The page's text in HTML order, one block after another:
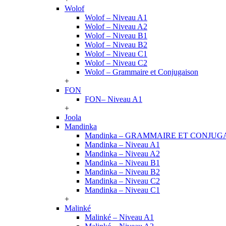
Wolof
Wolof – Niveau A1
Wolof – Niveau A2
Wolof – Niveau B1
Wolof – Niveau B2
Wolof – Niveau C1
Wolof – Niveau C2
Wolof – Grammaire et Conjugaison
+
FON
FON– Niveau A1
+
Joola
Mandinka
Mandinka – GRAMMAIRE ET
Mandinka – Niveau A1
Mandinka – Niveau A2
Mandinka – Niveau B1
Mandinka – Niveau B2
Mandinka – Niveau C2
Mandinka – Niveau C1
+
Malinké
Malinké – Niveau A1